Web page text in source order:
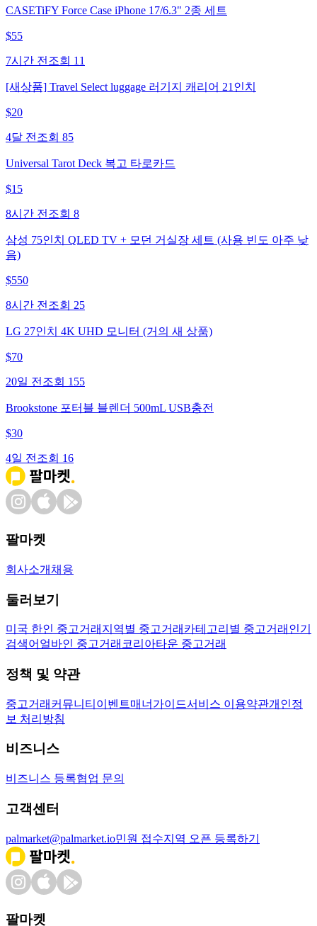
CASETiFY Force Case iPhone 17/6.3" 2종 세트
$55
7시간 전 조회 11
[새상품] Travel Select luggage 러기지 캐리어 21인치
$20
4달 전 조회 85
Universal Tarot Deck 복고 타로카드
$15
8시간 전 조회 8
삼성 75인치 QLED TV + 모던 거실장 세트 (사용 빈도 아주 낮
음)
$550
8시간 전 조회 25
LG 27인치 4K UHD 모니터 (거의 새 상품)
$70
20일 전 조회 155
Brookstone 포터블 블렌더 500mL USB충전
$30
4일 전 조회 16
팔마켓
회사소개 채용
둘러보기
미국 한인 중고거래 지역별 중고거래 카테고리별 중고거래 인기
검색어 얼바인 중고거래 코리아타운 중고거래
정책 및 약관
중고거래 커뮤니티 이벤트매너가이드서비스 이용약관개인정
보 처리방침
비즈니스
비즈니스 등록협업 문의
고객센터
palmarket@palmarket.io민원 접수지역 오픈 등록하기
팔마켓